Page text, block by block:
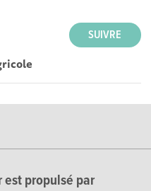
SUIVRE
propulsé par